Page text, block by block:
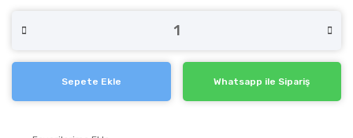
Sepete Ekle Whatsapp ile Sipariş